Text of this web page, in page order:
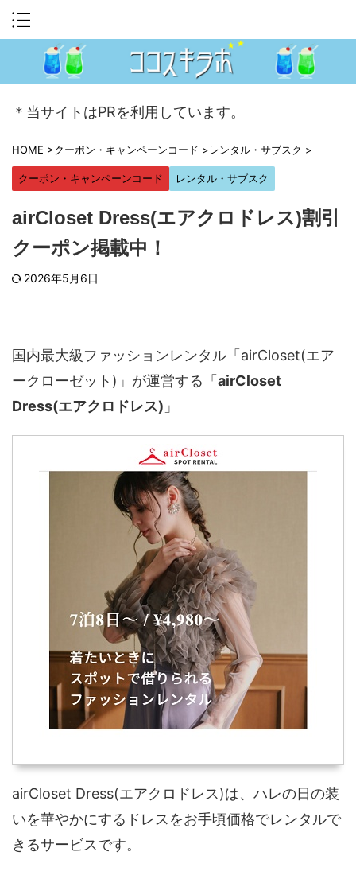
＊当サイトはPRを利用しています。
HOME >クーポン・キャンペーンコード >レンタル・サブスク >
クーポン・キャンペーンコード レンタル・サブスク
airCloset Dress(エアクロドレス)割引
クーポン掲載中！
2026年5月6日
国内最大級ファッションレンタル「airCloset(エア
ークローゼット)」が運営する「airCloset
Dress(エアクロドレス) 」
airCloset Dress(エアクロドレス)は、ハレの日の装
いを華やかにするドレスをお手頃価格でレンタルで
きるサービスです。